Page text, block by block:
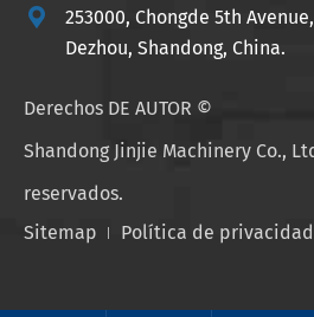

253000, Chongde 5th
Dezhou, Shandong, China.
Derechos DE AUTOR ©
Shandong Jinjie Machinery Co.,
reservados.
Sitemap
Política de privacidad